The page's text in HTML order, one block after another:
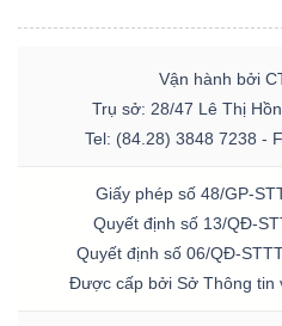
Vận hành bởi
Trụ sở: 28/47 Lê Thị
Tel: (84.28) 3848 7238 -
Giấy phép số 48/GP-
Quyết định số 13/QĐ-
Quyết định số 06/QĐ-
Được cấp bởi Sở Thông tin